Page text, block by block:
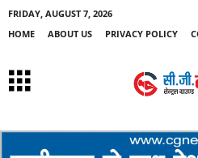
FRIDAY, AUGUST 7, 2026
HOME
ABOUT US PRIVACY POLICY